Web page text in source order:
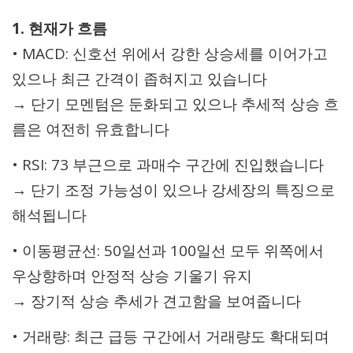
1. 현재가 흐름
• MACD: 신호선 위에서 강한 상승세를 이어가고
있으나 최근 간격이 좁혀지고 있습니다
→ 단기 모멘텀은 둔화되고 있으나 추세적 상승 흐
름은 여전히 유효합니다
• RSI: 73 부근으로 과매수 구간에 진입했습니다
→ 단기 조정 가능성이 있으나 강세장의 특징으로
해석됩니다
• 이동평균선: 50일선과 100일선 모두 위쪽에서
우상향하며 안정적 상승 기울기 유지
→ 장기적 상승 추세가 견고함을 보여줍니다
• 거래량: 최근 급등 구간에서 거래량도 확대되며